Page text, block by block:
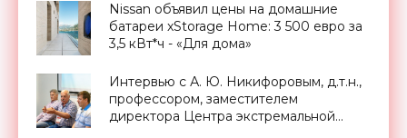
Nissan объявил цены на домашние
батареи xStorage Home: 3 500 евро за
3,5 кВт*ч - «Для дома»
Интервью с А. Ю. Никифоровым, д.т.н.,
профессором, заместителем
директора Центра экстремальной